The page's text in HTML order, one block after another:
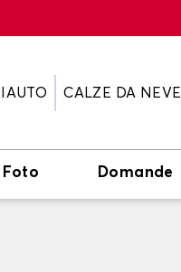
CALZE DA NEVE
Foto Domande